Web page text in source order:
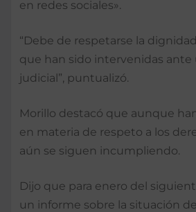
en redes sociales».
“Debe de respetarse la
que han sido intervenidas ante
judicial”, puntualizó.
Morillo destacó que aunque
en materia de respeto a los
aún se siguen incumpliendo.
Dijo que para enero del
un informe sobre la situación